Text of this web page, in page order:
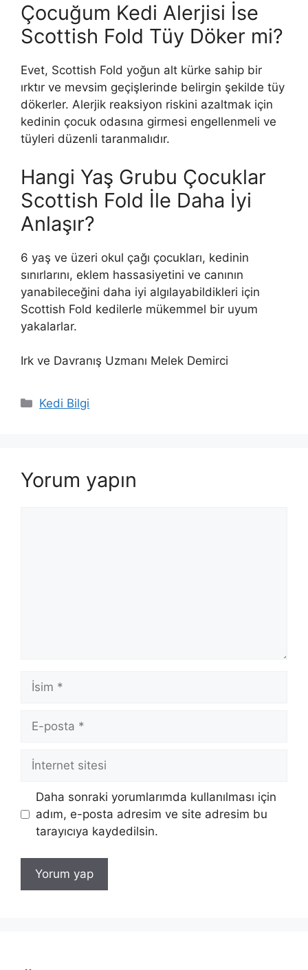
Çocuğum Kedi Alerjisi İse
Scottish Fold Tüy Döker mi?
Evet, Scottish Fold yoğun alt kürke sahip bir
ırktır ve mevsim geçişlerinde belirgin şekilde tüy
dökerler. Alerjik reaksiyon riskini azaltmak için
kedinin çocuk odasına girmesi engellenmeli ve
tüyleri düzenli taranmalıdır.
Hangi Yaş Grubu Çocuklar
Scottish Fold İle Daha İyi
Anlaşır?
6 yaş ve üzeri okul çağı çocukları, kedinin
sınırlarını, eklem hassasiyetini ve canının
yanabileceğini daha iyi algılayabildikleri için
Scottish Fold kedilerle mükemmel bir uyum
yakalarlar.
Irk ve Davranış Uzmanı Melek Demirci
Kategoriler
Kedi Bilgi
Yorum yapın
İsim
posta
İnternet
Daha sonraki yorumlarımda kullanılması için
adım, e-posta adresim ve site adresim bu
tarayıcıya kaydedilsin.